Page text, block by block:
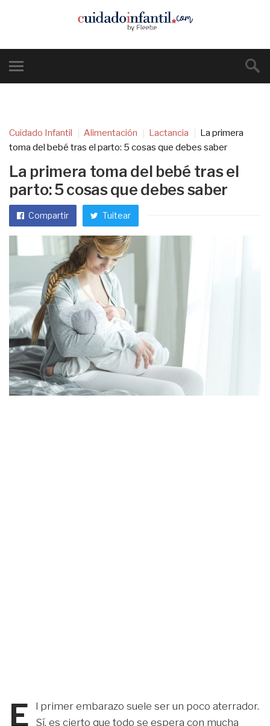
Cuidado Infantil Alimentación Lactancia
La primera
toma del bebé tras el parto: 5 cosas que debes saber
La primera toma del bebé tras el
parto: 5 cosas que debes saber
Compartir Tuitear
E
l primer embarazo suele ser un poco aterrador.
Sí, es cierto que todo se espera con mucha